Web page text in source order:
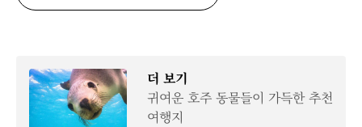
더 보기
귀여운 호주 동물들이 가득한 추천
여행지